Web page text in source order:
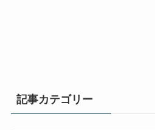
記事カテゴリー